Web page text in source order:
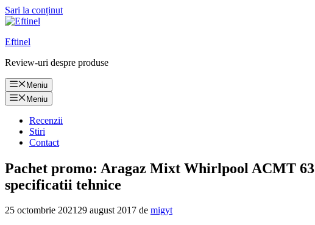
Sari la conținut
Eftinel
Review-uri despre produse
Meniu
Meniu
Recenzii
Stiri
Contact
Pachet promo: Aragaz Mixt Whirlpool ACMT
specificatii tehnice
25 octombrie 202129 august 2017 de migyt